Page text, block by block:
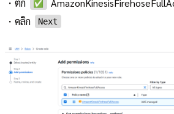
・ติ๊ก ✅
・คลิก
Next